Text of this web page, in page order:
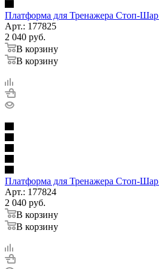
Платформа для Тренажера Стоп-Шар
Арт.: 177825
2 040 руб.
В корзину
В корзину
Платформа для Тренажера Стоп-Шар
Арт.: 177824
2 040 руб.
В корзину
В корзину